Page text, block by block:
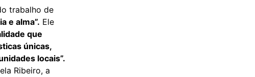
trabalho de
e alma”. Ele
que
únicas,
locais”.
Ribeiro, a